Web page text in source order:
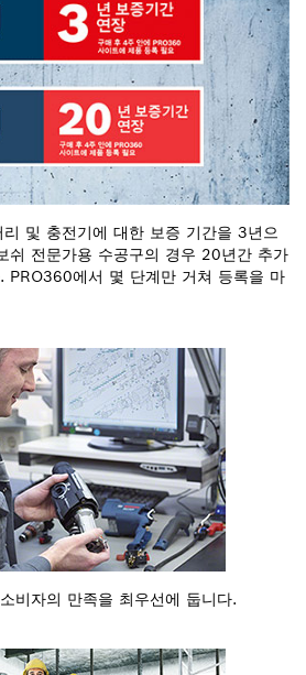
및 충전기에 대한 보증 기간을 3년으
쉬 전문가용 수공구의 경우 20년간 추가
PRO360에서 몇 단계만 거쳐 등록을 마
비자의 만족을 최우선에 둡니다.